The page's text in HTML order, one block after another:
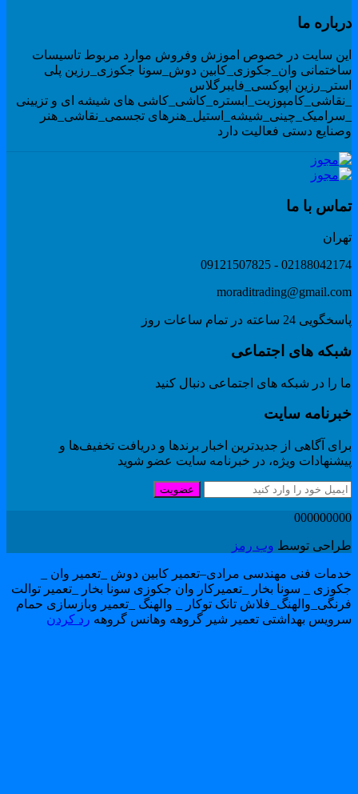
ما
سایت در خصوص اموزش وفروش موارد مربوط تاسیسات
وان_جکوزی_کابین دوش_سونا جکوزی_رزین پلی
اپوکسی_فایبرگلاس
های شیشه ای و تزیینی
تجسمی_نقاشی_هنر
دستی فعالیت دارد
با ما
02188042174 -
24 ساعته در تمام ساعات روز
های اجتماعی
را در شبکه های اجتماعی دنبال کنید
سایت
آگاهی از جدیدترین اخبار برندها و دریافت تخفیف‌ها و
ویژه، در خبرنامه سایت عضو شوید
عضویت
توسطوب رمز
فنی مهندسی مرادی–تعمیر کابین دوش _تعمیر وان _
_ سونا بخار _تعمیرکار وان جکوزی سونا بخار _تعمیر توالت
تانک توکار _ والهنگ _تعمیر وبازسازی حمام
بهداشتی تعمیر شیر گروهه وهانس گروههرد کردن